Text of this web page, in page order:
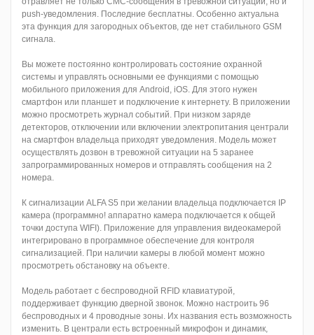
push-уведомления. Последние бесплатны. Особенно актуальна
эта функция для загородных объектов, где нет стабильного GSM
сигнала.
Вы можете постоянно контролировать состояние охранной
системы и управлять основными ее функциями с помощью
мобильного приложения для Android, iOS. Для этого нужен
смартфон или планшет и подключение к интернету. В приложении
можно просмотреть журнал событий. При низком заряде
детекторов, отключении или включении электропитания централи
на смартфон владельца приходят уведомления. Модель может
осуществлять дозвон в тревожной ситуации на 5 заранее
запрограммированных номеров и отправлять сообщения на 2
номера.
К сигнализации ALFA S5 при желании владельца подключается IP
камера (программно! аппаратно камера подключается к общей
точки доступа WIFI). Приложение для управления видеокамерой
интегрировано в программное обеспечение для контроля
сигнализацией. При наличии камеры в любой момент можно
просмотреть обстановку на объекте.
Модель работает с беспроводной RFID клавиатурой,
поддерживает функцию дверной звонок. Можно настроить 96
беспроводных и 4 проводные зоны. Их названия есть возможность
изменить. В централи есть встроенный микрофон и динамик,